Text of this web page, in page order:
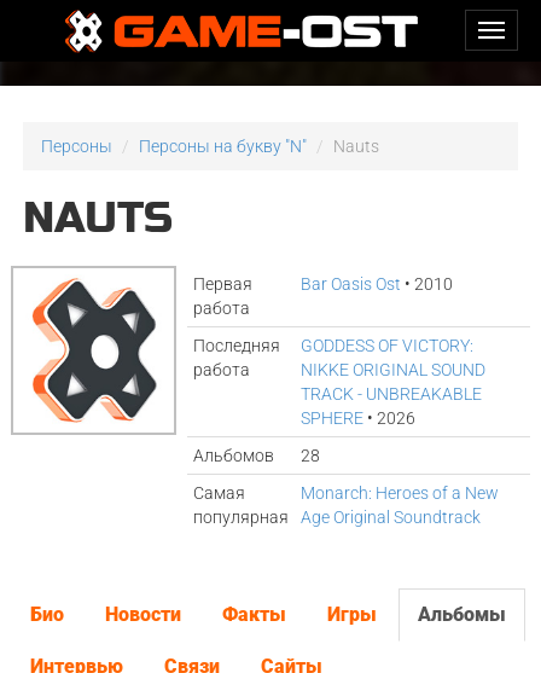
Персоны Персоны на букву "N" Nauts
NAUTS
Первая
работа
Bar Oasis Ost • 2010
Последняя
работа
GODDESS OF VICTORY:
NIKKE ORIGINAL SOUND
TRACK - UNBREAKABLE
SPHERE • 2026
Альбомов
28
Самая
популярная
Monarch: Heroes of a New
Age Original Soundtrack
Био Новости Факты Игры Альбомы
Интервью Связи Сайты